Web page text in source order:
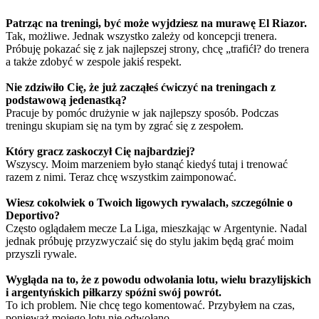
Patrząc na treningi, być może wyjdziesz na murawę El Riazor.
Tak, możliwe. Jednak wszystko zależy od koncepcji trenera.
Próbuję pokazać się z jak najlepszej strony, chcę „trafićł? do trenera
a także zdobyć w zespole jakiś respekt.
Nie zdziwiło Cię, że już zacząłeś ćwiczyć na treningach z
podstawową jedenastką?
Pracuje by pomóc drużynie w jak najlepszy sposób. Podczas
treningu skupiam się na tym by zgrać się z zespołem.
Który gracz zaskoczył Cię najbardziej?
Wszyscy. Moim marzeniem było stanąć kiedyś tutaj i trenować
razem z nimi. Teraz chcę wszystkim zaimponować.
Wiesz cokolwiek o Twoich ligowych rywalach, szczególnie o
Deportivo?
Często oglądałem mecze La Liga, mieszkając w Argentynie. Nadal
jednak próbuję przyzwyczaić się do stylu jakim będą grać moim
przyszli rywale.
Wygląda na to, że z powodu odwołania lotu, wielu brazylijskich
i argentyńskich piłkarzy spóźni swój powrót.
To ich problem. Nie chcę tego komentować. Przybyłem na czas,